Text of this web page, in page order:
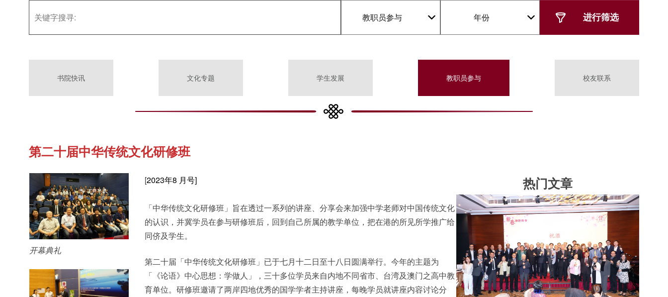
教职员参与 年份
书院快讯 文化专题 学生发展 教职员参与 校友联系
第二十届中华传统文化研修班
开幕典礼
[2023年8 月号]
「中华传统文化研修班」旨在透过一系列的讲座、分享会来加强中学老师对中国传统文化
的认识，并冀学员在参与研修班后，回到自己所属的教学单位，把在港的所见所学推广给
同侪及学生。
第二十届「中华传统文化研修班」已于七月十二日至十八日圆满举行。今年的主题为
「《论语》中心思想：学做人」，三十多位学员来自内地不同省市、台湾及澳门之高中教
育单位。研修班邀请了两岸四地优秀的国学学者主持讲座，每晚学员就讲座内容讨论分
热门文章